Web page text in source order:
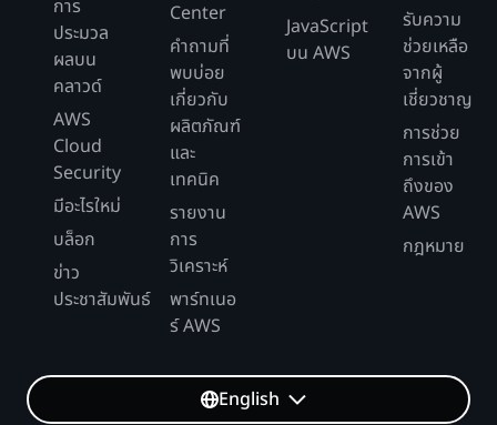
การ
ประมวล
ผลบน
คลาวด์
AWS
Cloud
Security
มีอะไรใหม่
บล็อก
ข่าว
ประชาสัมพันธ์
Center
คำถามที่
พบบ่อย
เกี่ยวกับ
ผลิตภัณฑ์
และ
เทคนิค
รายงาน
การ
วิเคราะห์
พาร์ทเนอ
ร์ AWS
JavaScript
บน AWS
รับความ
ช่วยเหลือ
จากผู้
เชี่ยวชาญ
การช่วย
การเข้า
ถึงของ
AWS
กฎหมาย
English